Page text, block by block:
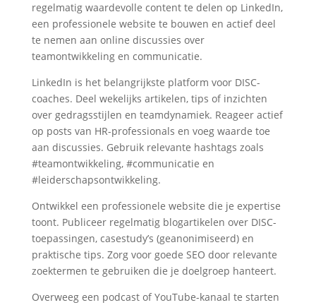
regelmatig waardevolle content te delen op LinkedIn,
een professionele website te bouwen en actief deel
te nemen aan online discussies over
teamontwikkeling en communicatie.
LinkedIn is het belangrijkste platform voor DISC-
coaches. Deel wekelijks artikelen, tips of inzichten
over gedragsstijlen en teamdynamiek. Reageer actief
op posts van HR-professionals en voeg waarde toe
aan discussies. Gebruik relevante hashtags zoals
#teamontwikkeling, #communicatie en
#leiderschapsontwikkeling.
Ontwikkel een professionele website die je expertise
toont. Publiceer regelmatig blogartikelen over DISC-
toepassingen, casestudy’s (geanonimiseerd) en
praktische tips. Zorg voor goede SEO door relevante
zoektermen te gebruiken die je doelgroep hanteert.
Overweeg een podcast of YouTube-kanaal te starten